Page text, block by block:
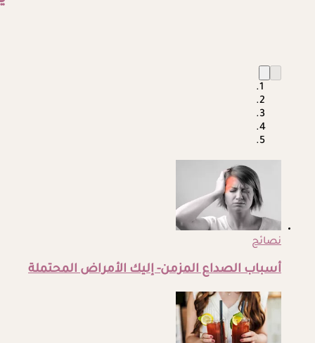
نصائح
أسباب الصداع المزمن- إليك الأمراض المحتملة